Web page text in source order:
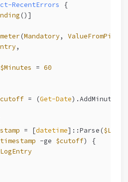
RecentErrors {
()]
(Mandatory,
,
$Minutes = 60
= (Get-Date).AddMinutes(-
= [datetime]::Parse(
-ge $cutoff) {